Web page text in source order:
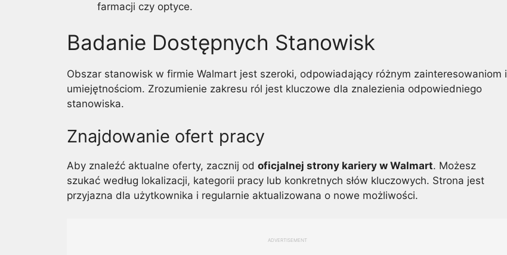
farmacji czy optyce.
Badanie Dostępnych Stanowisk
Obszar stanowisk w firmie Walmart jest szeroki, odpowiadający różnym zainteresowaniom i
umiejętnościom. Zrozumienie zakresu ról jest kluczowe dla znalezienia odpowiedniego
stanowiska.
Znajdowanie ofert pracy
Aby znaleźć aktualne oferty, zacznij od oficjalnej strony kariery w Walmart. Możesz
szukać według lokalizacji, kategorii pracy lub konkretnych słów kluczowych. Strona jest
przyjazna dla użytkownika i regularnie aktualizowana o nowe możliwości.
ADVERTISEMENT